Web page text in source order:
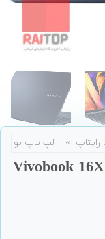
» لپ تاپ نو
لپ تاپ 16 اینچی ASUS مدل Vivobook 16X